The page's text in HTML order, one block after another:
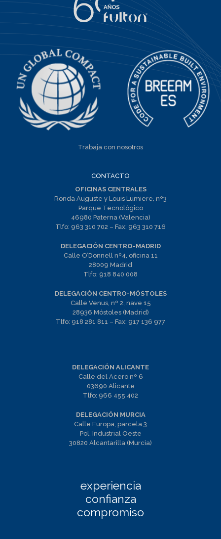
Trabaja con nosotros
CONTACTO
OFICINAS CENTRALES
Ronda Auguste y Louis Lumiere, nº3
Parque Tecnológico
46980 Paterna (Valencia)
Tlfo: 963 310 702 – Fax: 963 310 716
DELEGACIÓN CENTRO-MADRID
Calle O’Donnell nº4, oficina 11
28009 Madrid
Tlfo: 918 840 008
DELEGACIÓN CENTRO-MÓSTOLES
Calle Venus, nº 2, nave 15
28936 Móstoles (Madrid)
Tlfo: 918 281 811 – Fax: 917 136 977
DELEGACIÓN ALICANTE
Calle del Acero nº 6
03690 Alicante
Tlfo: 966 455 402
DELEGACIÓN MURCIA
Calle Europa, parcela 3
Pol. Industrial Oeste
30820 Alcantarilla (Murcia)
experiencia
confianza
compromiso